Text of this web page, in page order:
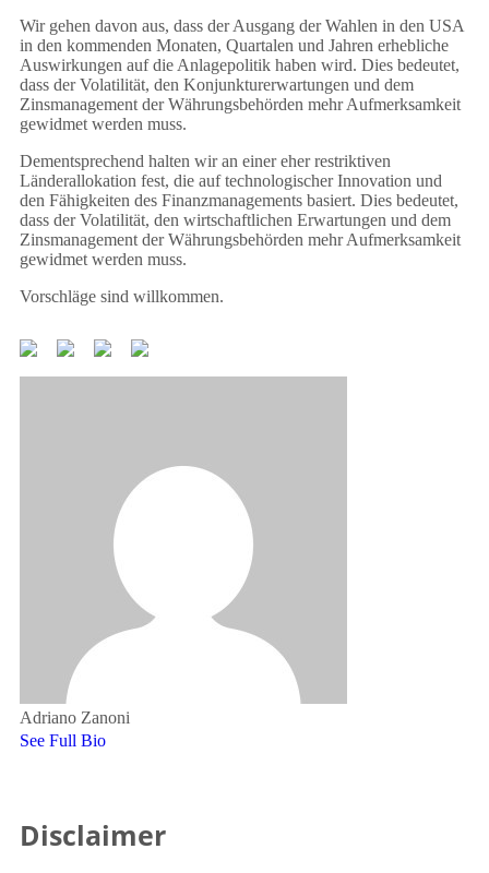
Wir gehen davon aus, dass der Ausgang der Wahlen in den USA
in den kommenden Monaten, Quartalen und Jahren erhebliche
Auswirkungen auf die Anlagepolitik haben wird. Dies bedeutet,
dass der Volatilität, den Konjunkturerwartungen und dem
Zinsmanagement der Währungsbehörden mehr Aufmerksamkeit
gewidmet werden muss.
Dementsprechend halten wir an einer eher restriktiven
Länderallokation fest, die auf technologischer Innovation und
den Fähigkeiten des Finanzmanagements basiert. Dies bedeutet,
dass der Volatilität, den wirtschaftlichen Erwartungen und dem
Zinsmanagement der Währungsbehörden mehr Aufmerksamkeit
gewidmet werden muss.
Vorschläge sind willkommen.
Adriano Zanoni
See Full Bio
Disclaimer